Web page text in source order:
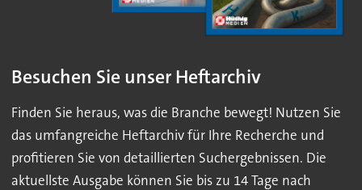
Besuchen Sie unser Heftarchiv
Finden Sie heraus, was die Branche bewegt! Nutzen Sie
das umfangreiche Heftarchiv für Ihre Recherche und
profitieren Sie von detaillierten Suchergebnissen. Die
aktuellste Ausgabe können Sie bis zu 14 Tage nach